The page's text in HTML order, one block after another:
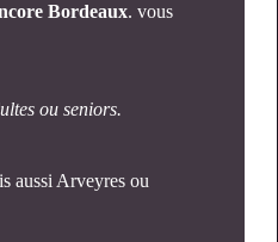
Bordeaux. vous
ou seniors.
aussi Arveyres ou